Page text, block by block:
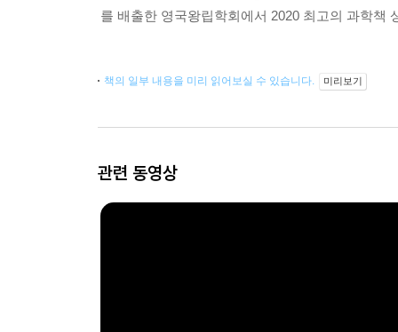
를 배출한 영국왕립학회에서 2020 최고의 과학책
책의 일부 내용을 미리 읽어보실 수 있습니다. 미리보기
관련 동영상